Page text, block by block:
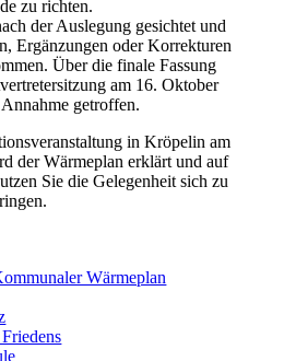
zu richten.
der Auslegung gesichtet und
Ergänzungen oder Korrekturen
Über die finale Fassung
am 16. Oktober
getroffen.
in Kröpelin am
der Wärmeplan erklärt und auf
Sie die Gelegenheit sich zu
Wärmeplan